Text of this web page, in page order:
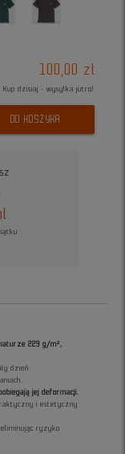
100,00 zł
Kup dzisiaj - wysyłka jutro!
DO KOSZYKA
229 g/m²,
dzień.
jej deformacji.
i estetyczny
ryzyko